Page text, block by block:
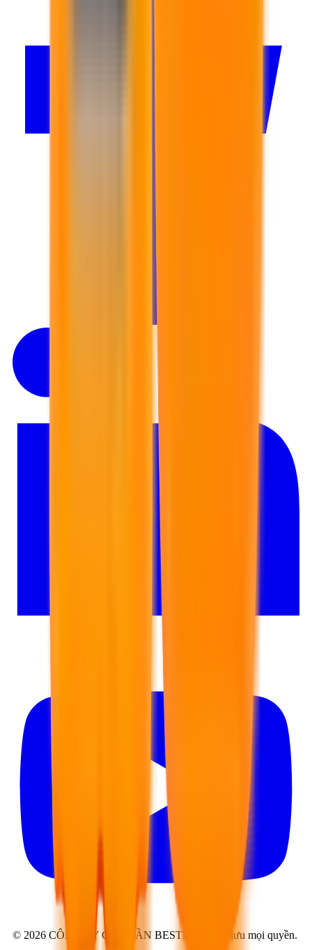
© 2026 CÔNG TY CỔ PHẦN BESTMIX Bảo lưu mọi quyền.